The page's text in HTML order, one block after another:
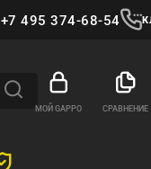
+7 495 374-68-54
МОЙ GAPPO СРАВНЕНИЕ